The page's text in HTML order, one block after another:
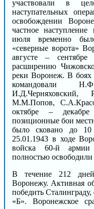
участвовали в
наступательных
освобождении
частное
июля временно
«северные ворота»
августе –
расширению
реки Воронеж. В
командовали
И.Д.Черняховский,
М.М.Попов,
октябре –
позиционные бои
было сковано до
25.01.1943 в ходе
войска 60-й армии
полностью
В течение 212
Воронежу. Активная
победить
«Б». Воронежское